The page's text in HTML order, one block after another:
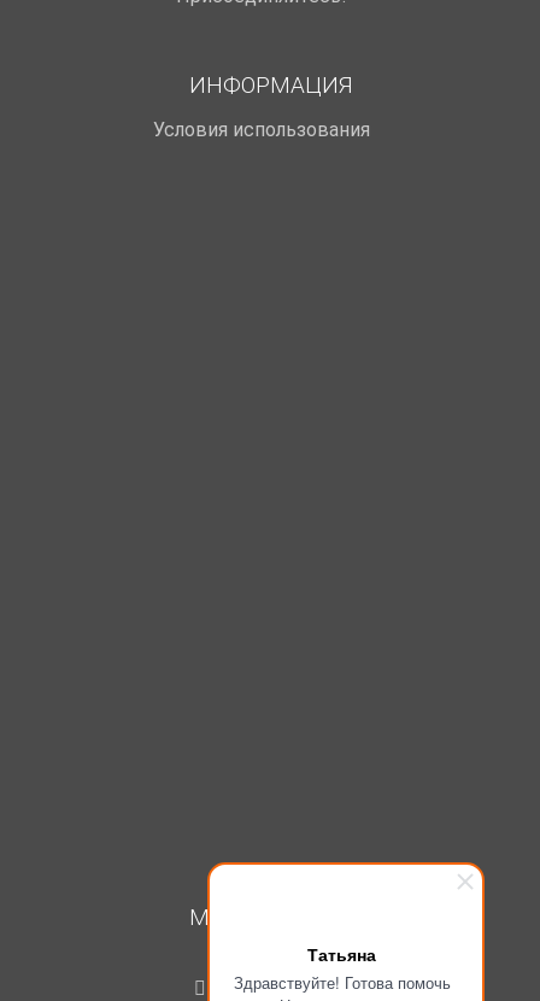
Татьяна
Здравствуйте! Готова помочь
ИНФОРМАЦИЯ
Условия использования
МОЙ КАБИНЕТ
Регистрация